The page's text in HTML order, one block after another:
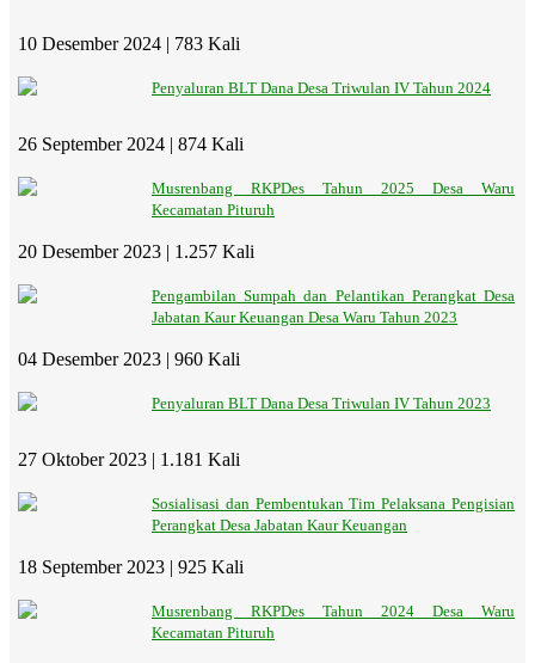
10 Desember 2024 | 783 Kali
Penyaluran BLT Dana Desa Triwulan IV Tahun 2024
26 September 2024 | 874 Kali
Musrenbang RKPDes Tahun 2025 Desa Waru
Kecamatan Pituruh
20 Desember 2023 | 1.257 Kali
Pengambilan Sumpah dan Pelantikan Perangkat Desa
Jabatan Kaur Keuangan Desa Waru Tahun 2023
04 Desember 2023 | 960 Kali
Penyaluran BLT Dana Desa Triwulan IV Tahun 2023
27 Oktober 2023 | 1.181 Kali
Sosialisasi dan Pembentukan Tim Pelaksana Pengisian
Perangkat Desa Jabatan Kaur Keuangan
18 September 2023 | 925 Kali
Musrenbang RKPDes Tahun 2024 Desa Waru
Kecamatan Pituruh